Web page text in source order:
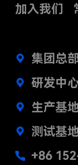
加入我们
集团总
研发中
生产基
测试基
+86